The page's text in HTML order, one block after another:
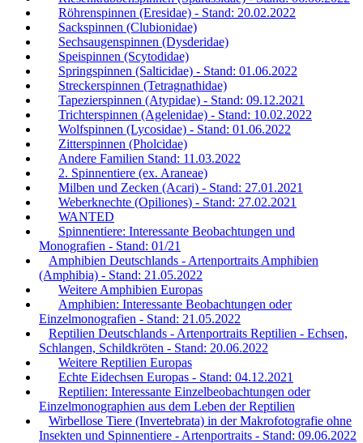
Röhrenspinnen (Eresidae) - Stand: 20.02.2022
Sackspinnen (Clubionidae)
Sechsaugenspinnen (Dysderidae)
Speispinnen (Scytodidae)
Springspinnen (Salticidae) - Stand: 01.06.2022
Streckerspinnen (Tetragnathidae)
Tapezierspinnen (Atypidae) - Stand: 09.12.2021
Trichterspinnen (Agelenidae) - Stand: 10.02.2022
Wolfspinnen (Lycosidae) - Stand: 01.06.2022
Zitterspinnen (Pholcidae)
Andere Familien Stand: 11.03.2022
2. Spinnentiere (ex. Araneae)
Milben und Zecken (Acari) - Stand: 27.01.2021
Weberknechte (Opiliones) - Stand: 27.02.2021
WANTED
Spinnentiere: Interessante Beobachtungen und
Monografien - Stand: 01/21
Amphibien Deutschlands - Artenportraits Amphibien
(Amphibia) - Stand: 21.05.2022
Weitere Amphibien Europas
Amphibien: Interessante Beobachtungen oder
Einzelmonografien - Stand: 21.05.2022
Reptilien Deutschlands - Artenportraits Reptilien - Echsen,
Schlangen, Schildkröten - Stand: 20.06.2022
Weitere Reptilien Europas
Echte Eidechsen Europas - Stand: 04.12.2021
Reptilien: Interessante Einzelbeobachtungen oder
Einzelmonographien aus dem Leben der Reptilien
Wirbellose Tiere (Invertebrata) in der Makrofotografie ohne
Insekten und Spinnentiere - Artenportraits - Stand: 09.06.2022